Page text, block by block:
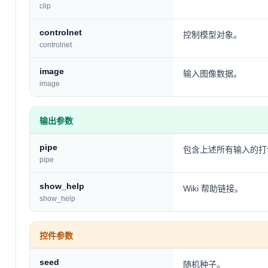
clip
controlnet
controlnet
控制模型对象。
image
image
输入图像数据。
输出参数
pipe
pipe
包含上述所有输入的
show_help
show_help
Wiki 帮助链接。
控件参数
seed 随机种子。